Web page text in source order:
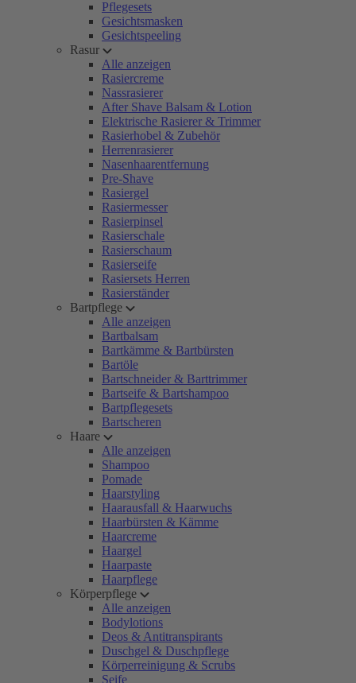
Pflegesets
Gesichtsmasken
Gesichtspeeling
Rasur
Alle anzeigen
Rasiercreme
Nassrasierer
After Shave Balsam & Lotion
Elektrische Rasierer & Trimmer
Rasierhobel & Zubehör
Herrenrasierer
Nasenhaarentfernung
Pre-Shave
Rasiergel
Rasiermesser
Rasierpinsel
Rasierschale
Rasierschaum
Rasierseife
Rasiersets Herren
Rasierständer
Bartpflege
Alle anzeigen
Bartbalsam
Bartkämme & Bartbürsten
Bartöle
Bartschneider & Barttrimmer
Bartseife & Bartshampoo
Bartpflegesets
Bartscheren
Haare
Alle anzeigen
Shampoo
Pomade
Haarstyling
Haarausfall & Haarwuchs
Haarbürsten & Kämme
Haarcreme
Haargel
Haarpaste
Haarpflege
Körperpflege
Alle anzeigen
Bodylotions
Deos & Antitranspirants
Duschgel & Duschpflege
Körperreinigung & Scrubs
Seife